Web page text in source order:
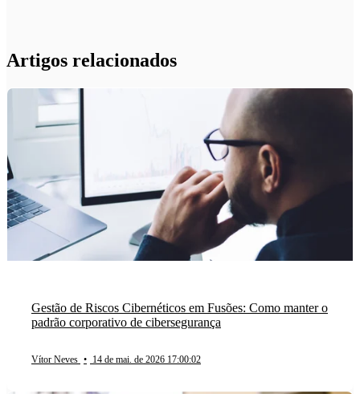
Artigos relacionados
Gestão de Riscos Cibernéticos em Fusões: Como manter o
padrão corporativo de cibersegurança
Vítor Neves • 14 de mai. de 2026 17:00:02